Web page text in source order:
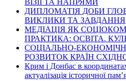
ВІЗІЇ ТА НАПРЯМИ
ДИПЛОМАТІЯ ДОБИ
ВИКЛИКИ ТА ЗАВДАННЯ
МЕДІАЦІЯ ЯК
ПРАКТИКА: ОСВІТА.
СОЦІАЛЬНО-
РОЗВИТОК КРАЇН
Крим і Донбас в координатах
актуалізація історичної